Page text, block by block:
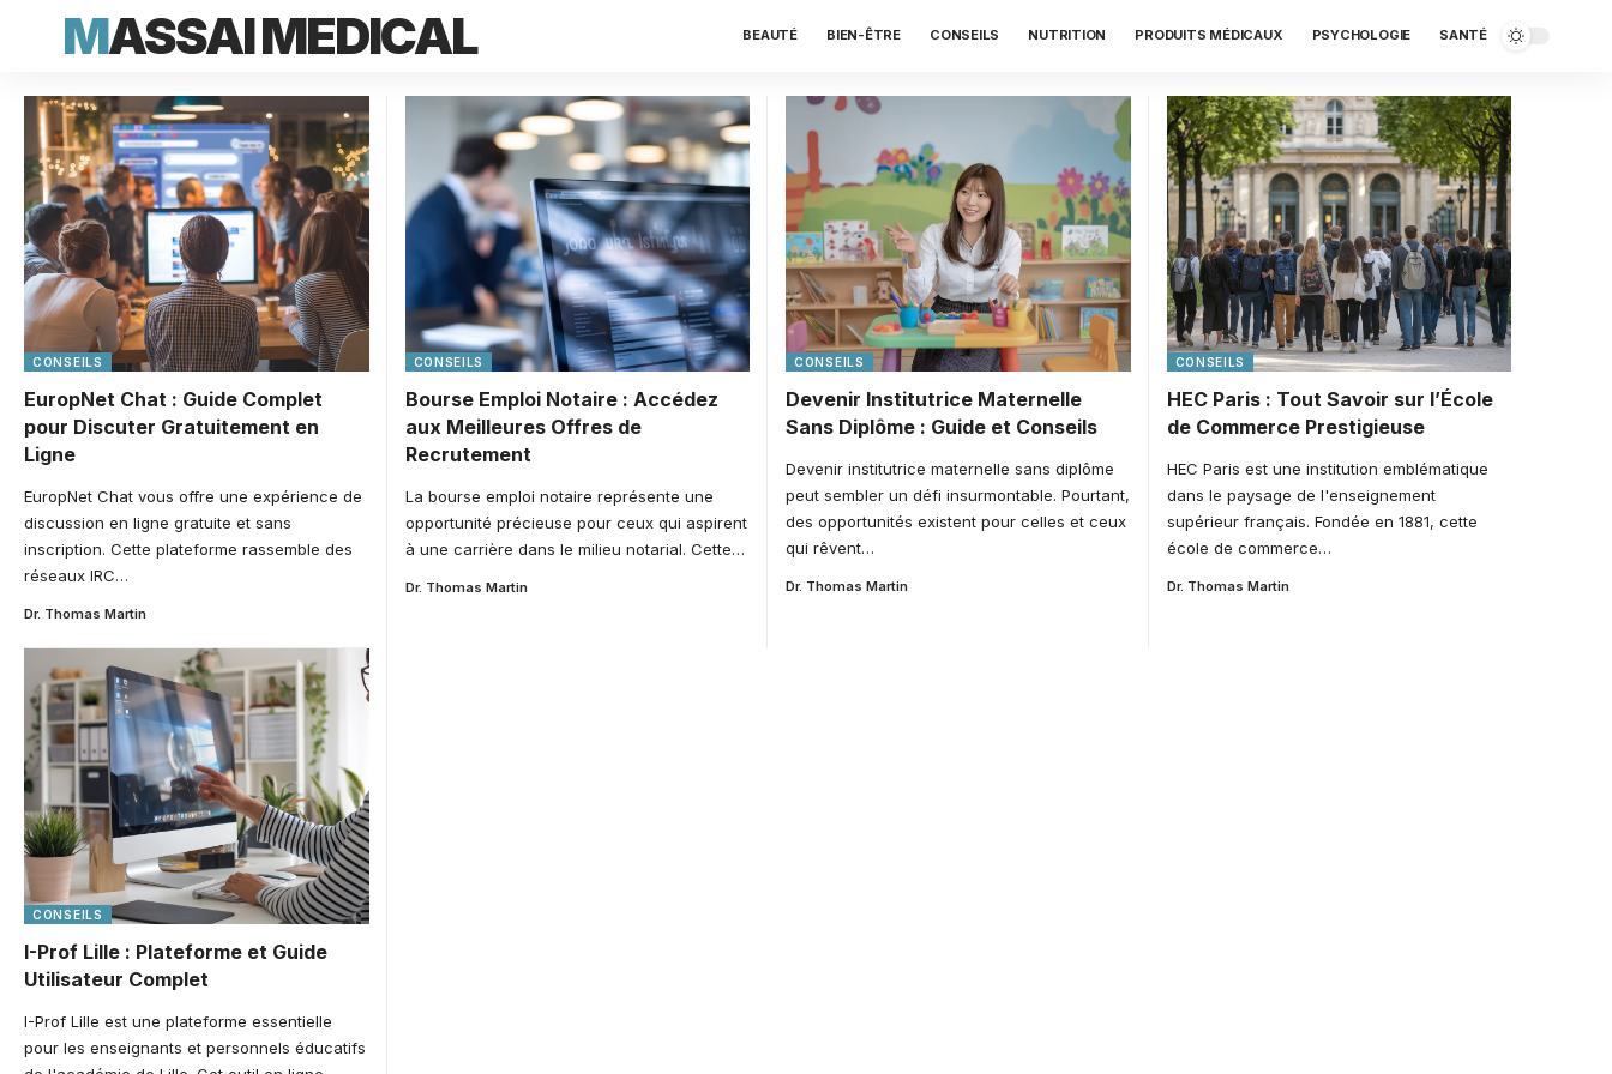
MASSAI MEDICAL BEAUTÉ BIEN-ÊTRE CONSEILS NUTRITION PRODUITS MÉDICAUX PSYCHOLOGIE SANTÉ
CONSEILS
EuropNet Chat : Guide Complet
pour Discuter Gratuitement en
Ligne
EuropNet Chat vous offre une expérience de
discussion en ligne gratuite et sans
inscription. Cette plateforme rassemble des
réseaux IRC…
Dr. Thomas Martin
CONSEILS
Bourse Emploi Notaire : Accédez
aux Meilleures Offres de
Recrutement
La bourse emploi notaire représente une
opportunité précieuse pour ceux qui aspirent
à une carrière dans le milieu notarial. Cette…
Dr. Thomas Martin
CONSEILS
Devenir Institutrice Maternelle
Sans Diplôme : Guide et Conseils
Devenir institutrice maternelle sans diplôme
peut sembler un défi insurmontable. Pourtant,
des opportunités existent pour celles et ceux
qui rêvent…
Dr. Thomas Martin
CONSEILS
HEC Paris : Tout Savoir sur l’École
de Commerce Prestigieuse
HEC Paris est une institution emblématique
dans le paysage de l'enseignement
supérieur français. Fondée en 1881, cette
école de commerce…
Dr. Thomas Martin
CONSEILS
I-Prof Lille : Plateforme et Guide
Utilisateur Complet
I-Prof Lille est une plateforme essentielle
pour les enseignants et personnels éducatifs